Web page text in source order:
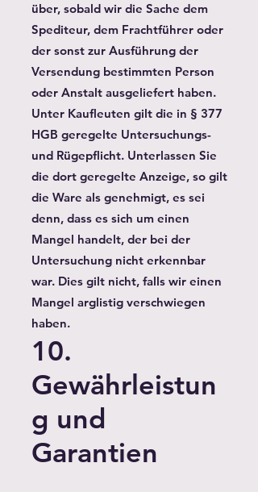
über, sobald wir die Sache dem
Spediteur, dem Frachtführer oder
der sonst zur Ausführung der
Versendung bestimmten Person
oder Anstalt ausgeliefert haben.
Unter Kaufleuten gilt die in § 377
HGB geregelte Untersuchungs-
und Rügepflicht. Unterlassen Sie
die dort geregelte Anzeige, so gilt
die Ware als genehmigt, es sei
denn, dass es sich um einen
Mangel handelt, der bei der
Untersuchung nicht erkennbar
war. Dies gilt nicht, falls wir einen
Mangel arglistig verschwiegen
haben.
10.
Gewährleistun
g und
Garantien